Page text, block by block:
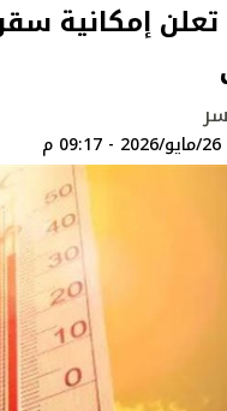
تعلن إمكانية